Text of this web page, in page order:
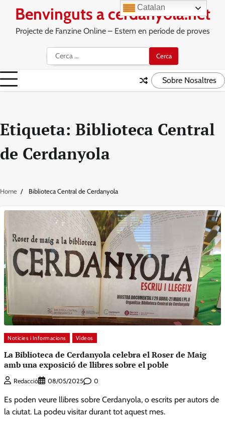
content
Benvinguts a cerdanyola.net
Projecte de Fanzine Online – Estem en període de proves
Cerca:
Sobre Nosaltres
Etiqueta: Biblioteca Central
de Cerdanyola
Home Biblioteca Central de Cerdanyola
Notícies i Informacions Vídeos
La Biblioteca de Cerdanyola celebra el Roser de Maig
amb una exposició de llibres sobre el poble
Redacció 08/05/2025 0
Es poden veure llibres sobre Cerdanyola, o escrits per autors de
la ciutat. La podeu visitar durant tot aquest mes.
Catalan